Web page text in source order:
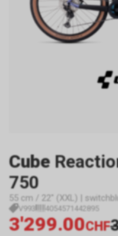
Cube
750
55 cm / 22" (XXL) |
V993 4054571442895
3'299.00CHF